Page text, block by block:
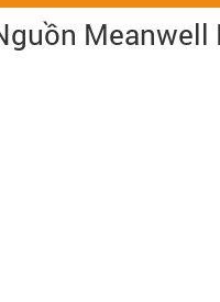
Meanwell